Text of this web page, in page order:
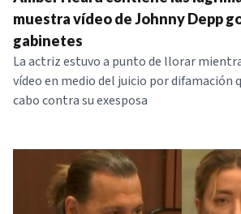
NOTICIAS
SERIES
muestra vídeo de Johnny Depp
gabinetes
La actriz estuvo a punto de llorar
vídeo en medio del juicio por difamación
cabo contra su exesposa